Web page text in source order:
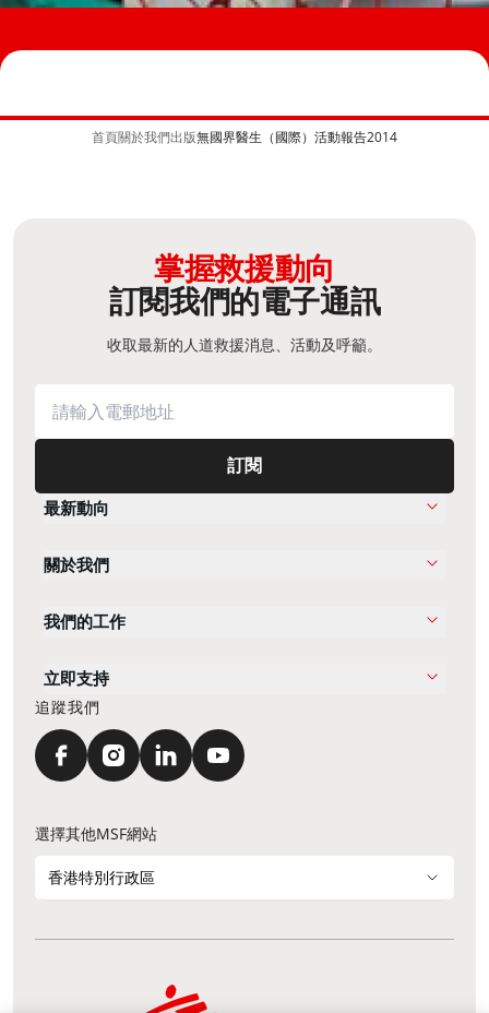
首頁關於我們出版無國界醫生（國際）活動報告2014
掌握救援動向
訂閱我們的電子通訊
收取最新的人道救援消息、活動及呼籲。
訂閱
最新動向
關於我們
我們的工作
立即支持
追蹤我們
選擇其他MSF網站
香港特別行政區